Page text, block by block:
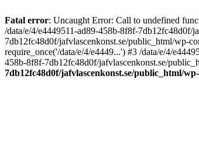
Fatal error: Uncaught Error: Call to undefined
/data/e/4/e4449511-ad89-458b-8f8f-7db12fc48d0f/
7db12fc48d0f/jafvlascenkonst.se/public_html/wp-
require_once('/data/e/4/e4449...') #3 /data/e/4/
458b-8f8f-7db12fc48d0f/jafvlascenkonst.se/
7db12fc48d0f/jafvlascenkonst.se/public_html/